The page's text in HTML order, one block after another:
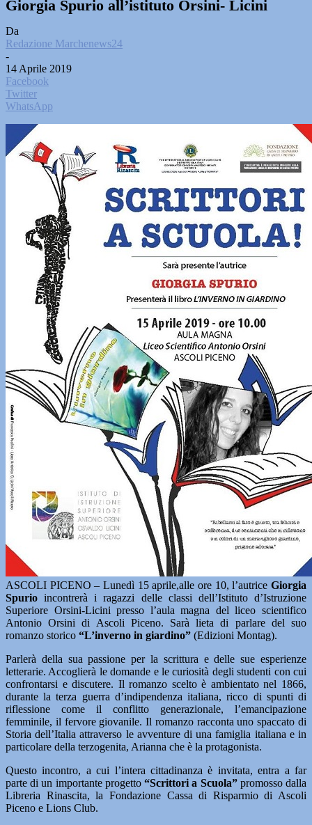
Giorgia Spurio all’istituto Orsini- Licini
Da
Redazione Marchenews24
-
14 Aprile 2019
Facebook
Twitter
WhatsApp
ASCOLI PICENO – Lunedì 15 aprile,alle ore 10, l’autrice Giorgia
Spurio incontrerà i ragazzi delle classi dell’Istituto d’Istruzione
Superiore Orsini-Licini presso l’aula magna del liceo scientifico
Antonio Orsini di Ascoli Piceno. Sarà lieta di parlare del suo
romanzo storico “L’inverno in giardino” (Edizioni Montag).
Parlerà della sua passione per la scrittura e delle sue esperienze
letterarie. Accoglierà le domande e le curiosità degli studenti con cui
confrontarsi e discutere. Il romanzo scelto è ambientato nel 1866,
durante la terza guerra d’indipendenza italiana, ricco di spunti di
riflessione come il conflitto generazionale, l’emancipazione
femminile, il fervore giovanile. Il romanzo racconta uno spaccato di
Storia dell’Italia attraverso le avventure di una famiglia italiana e in
particolare della terzogenita, Arianna che è la protagonista.
Questo incontro, a cui l’intera cittadinanza è invitata, entra a far
parte di un importante progetto“Scrittori a Scuola”promosso dalla
Libreria Rinascita, la Fondazione Cassa di Risparmio di Ascoli
Piceno e Lions Club.